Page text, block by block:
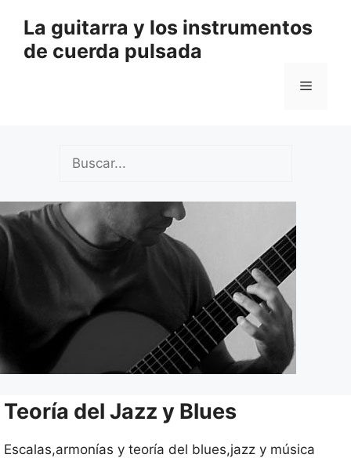
contenido
La guitarra y los instrumentos
de cuerda pulsada
Menú
Teoría del Jazz y Blues
Escalas,armonías y teoría del blues,jazz y música